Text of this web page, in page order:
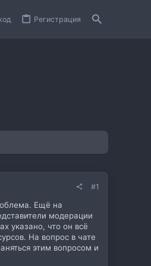
Регистрация
#1
Ещё на
модерации
указано, что он всё
На вопрос в чате
этим вопросом и